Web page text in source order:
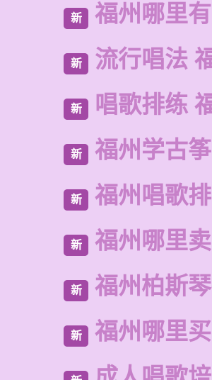
新 福州哪里
新 流行唱法
新 唱歌排练
新 福州学古
新 福州唱歌
新 福州哪里
新 福州柏斯
新 福州哪里